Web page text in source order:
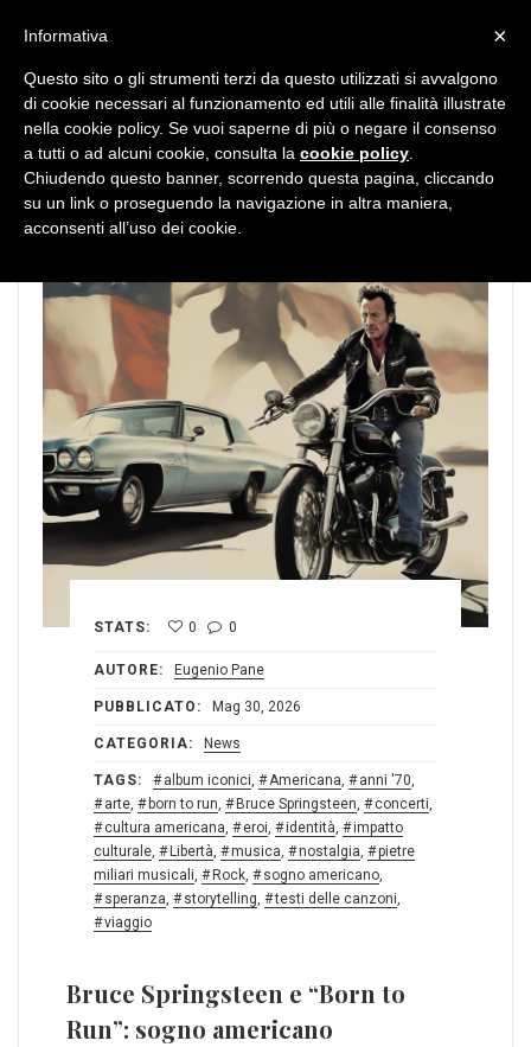
STATS: 0 0
AUTORE: Eugenio Pane
PUBBLICATO: Mag 30, 2026
CATEGORIA: News
TAGS: album iconici, Americana, anni '70,
arte, born to run, Bruce Springsteen, concerti,
cultura americana, eroi, identità,
impatto
culturale, Libertà, musica, nostalgia,
pietre
miliari musicali, Rock, sogno americano,
speranza, storytelling, testi delle canzoni,
viaggio
Bruce Springsteen e “Born to
Run”: sogno americano
×
Informativa
Questo sito o gli strumenti terzi da questo utilizzati si avvalgono
di cookie necessari al funzionamento ed utili alle finalità illustrate
nella cookie policy. Se vuoi saperne di più o negare il consenso
a tutti o ad alcuni cookie, consulta la cookie policy
Chiudendo questo banner, scorrendo questa pagina, cliccando
su un link o proseguendo la navigazione in altra maniera,
acconsenti all’uso dei cookie.